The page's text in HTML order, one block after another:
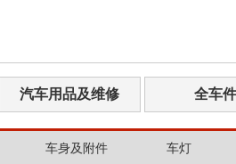
汽车用品及维修 全车件
车身及附件 车灯